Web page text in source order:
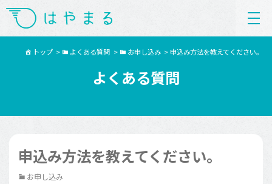
トップ > よくある質問 > お申し込み >申込み方法を教えてください。
よくある質問
申込み方法を教えてください。
お申し込み